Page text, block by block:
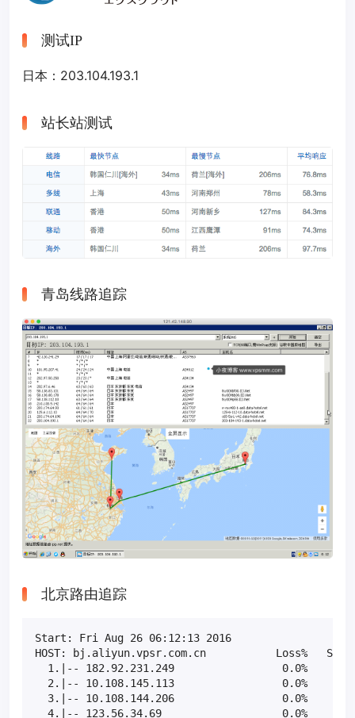
测试IP
日本：203.104.193.1
站长站测试
青岛线路追踪
北京路由追踪
Start: Fri Aug 26 06:12:13 2016
HOST: bj.aliyun.vpsr.com.cn           Loss%   Snt
1.|-- 182.92.231.249                 0.0%    10
2.|-- 10.108.145.113                 0.0%    10
3.|-- 10.108.144.206                 0.0%    10
4.|-- 123.56.34.69                   0.0%    10